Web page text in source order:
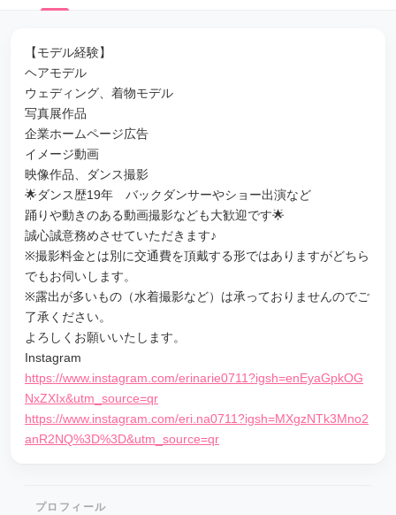
【モデル経験】
ヘアモデル
ウェディング、着物モデル
写真展作品
企業ホームページ広告
イメージ動画
映像作品、ダンス撮影
🌟ダンス歴19年 バックダンサーやショー出演など
踊りや動きのある動画撮影なども大歓迎です🌟
誠心誠意務めさせていただきます♪
※撮影料金とは別に交通費を頂戴する形ではありますがどちら
でもお伺いします。
※露出が多いもの（水着撮影など）は承っておりませんのでご
了承ください。
よろしくお願いいたします。
Instagram
https://www.instagram.com/erinarie0711?igsh=enEyaGpkOG
NxZXIx&utm_source=qr
https://www.instagram.com/eri.na0711?igsh=MXgzNTk3Mno2
anR2NQ%3D%3D&utm_source=qr
プロフィール